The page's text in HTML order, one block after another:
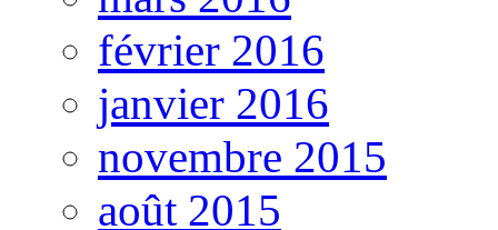
février 2016
janvier 2016
novembre 2015
août 2015